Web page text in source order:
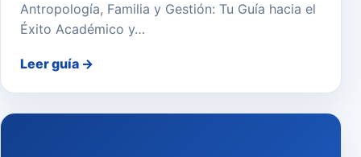
Antropología, Familia y Gestión: Tu Guía hacia el
Éxito Académico y…
Leer guía →